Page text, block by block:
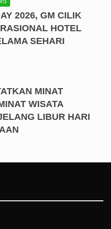
2026, GM CILIK
HOTEL
SEHARI
MINAT
WISATA
LIBUR HARI